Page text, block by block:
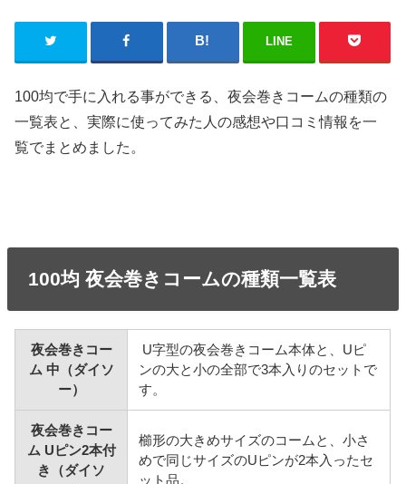
LINE
100均で手に入れる事ができる、夜会巻きコームの種類の
一覧表と、実際に使ってみた人の感想や口コミ情報を一
覧でまとめました。
100均 夜会巻きコームの種類一覧表
夜会巻きコー
ム 中（ダイソ
ー）
U字型の夜会巻きコーム本体と、Uピ
ンの大と小の全部で3本入りのセットで
す。
夜会巻きコー
ム Uピン2本付
き（ダイソ
櫛形の大きめサイズのコームと、小さ
めで同じサイズのUピンが2本入ったセ
ット品。